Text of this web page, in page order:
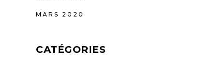
MARS 2020
CATÉGORIES